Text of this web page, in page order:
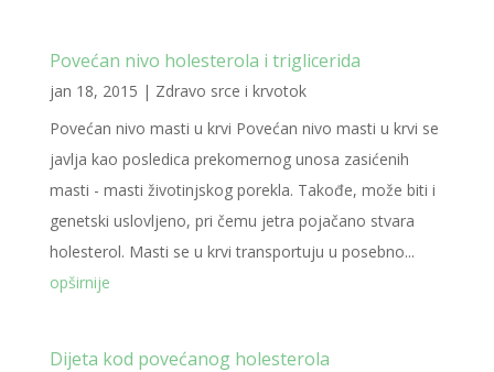
Povećan nivo holesterola i triglicerida
jan 18, 2015 | Zdravo srce i krvotok
Povećan nivo masti u krvi Povećan nivo masti u krvi se
javlja kao posledica prekomernog unosa zasićenih
masti - masti životinjskog porekla. Takođe, može biti i
genetski uslovljeno, pri čemu jetra pojačano stvara
holesterol. Masti se u krvi transportuju u posebno...
opširnije
Dijeta kod povećanog holesterola